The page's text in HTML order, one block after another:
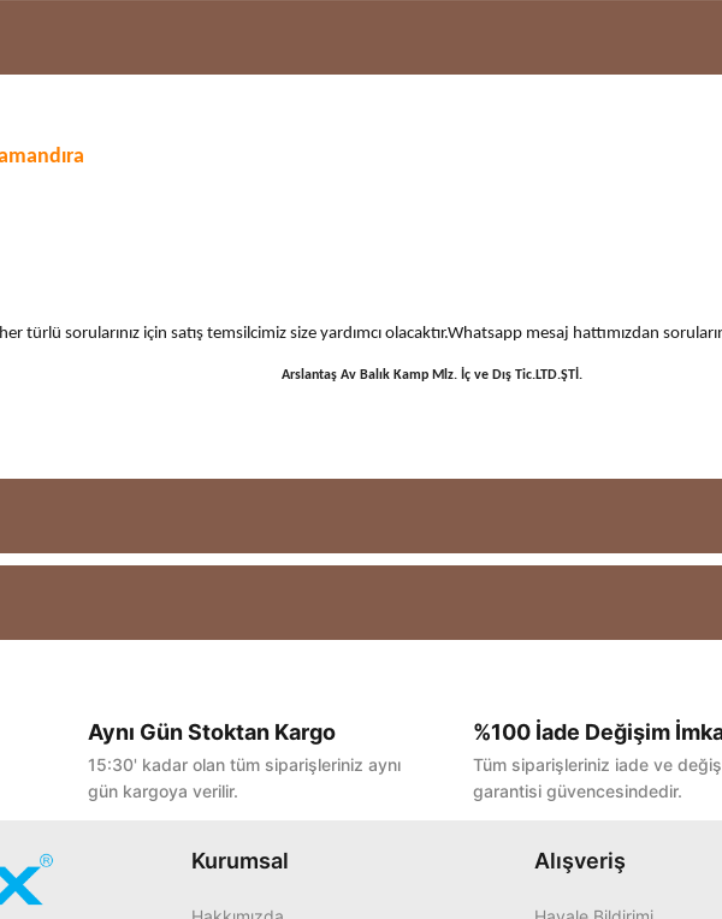
türlü sorularınız için satış temsilcimiz size yardımcı olacaktır.Whatsapp mesaj hattımızdan
Arslantaş Av Balık Kamp Mlz. İç ve Dış Tic.LTD.ŞTİ.
Bu ürüne ilk yorumu siz yapın!
Aynı Gün Stoktan Kargo
15:30' kadar olan tüm siparişleriniz aynı
gün kargoya verilir.
%100 İade Değişim
Tüm siparişleriniz iade ve
garantisi güvencesindedir.
Kurumsal Alışveriş